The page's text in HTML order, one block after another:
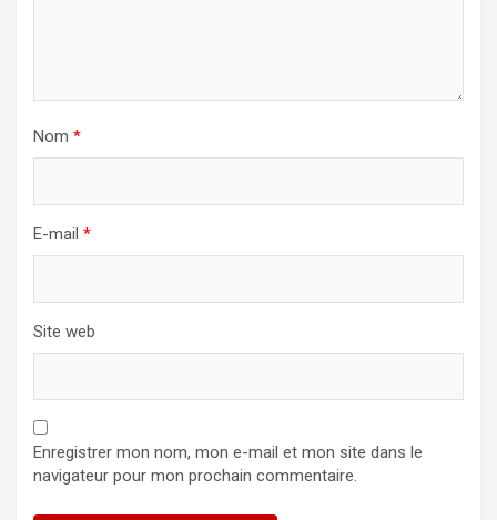
Nom *
E-mail *
Site web
Enregistrer mon nom, mon e-mail et mon site dans le
navigateur pour mon prochain commentaire.